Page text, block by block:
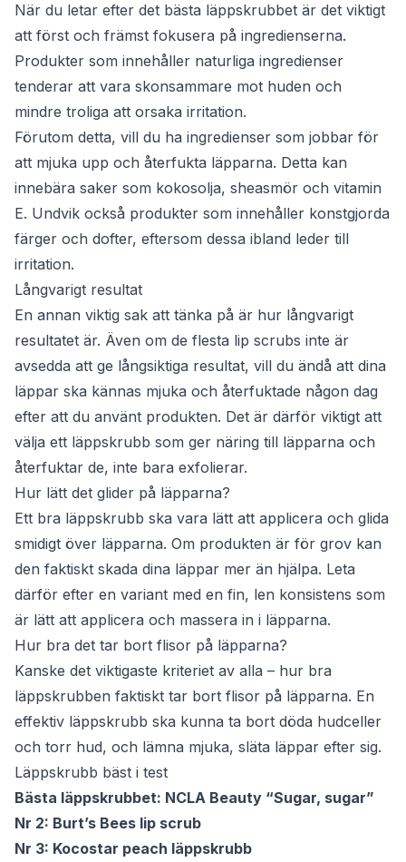
När du letar efter det bästa läppskrubbet är det viktigt
att först och främst fokusera på ingredienserna.
Produkter som innehåller naturliga ingredienser
tenderar att vara skonsammare mot huden och
mindre troliga att orsaka irritation.
Förutom detta, vill du ha ingredienser som jobbar för
att mjuka upp och återfukta läpparna. Detta kan
innebära saker som kokosolja, sheasmör och vitamin
E. Undvik också produkter som innehåller konstgjorda
färger och dofter, eftersom dessa ibland leder till
irritation.
Långvarigt resultat
En annan viktig sak att tänka på är hur långvarigt
resultatet är. Även om de flesta lip scrubs inte är
avsedda att ge långsiktiga resultat, vill du ändå att dina
läppar ska kännas mjuka och återfuktade någon dag
efter att du använt produkten. Det är därför viktigt att
välja ett läppskrubb som ger näring till läpparna och
återfuktar de, inte bara exfolierar.
Hur lätt det glider på läpparna?
Ett bra läppskrubb ska vara lätt att applicera och glida
smidigt över läpparna. Om produkten är för grov kan
den faktiskt skada dina läppar mer än hjälpa. Leta
därför efter en variant med en fin, len konsistens som
är lätt att applicera och massera in i läpparna.
Hur bra det tar bort flisor på läpparna?
Kanske det viktigaste kriteriet av alla – hur bra
läppskrubben faktiskt tar bort flisor på läpparna. En
effektiv läppskrubb ska kunna ta bort döda hudceller
och torr hud, och lämna mjuka, släta läppar efter sig.
Läppskrubb bäst i test
Bästa läppskrubbet: NCLA Beauty “Sugar, sugar”
Nr 2: Burt’s Bees lip scrub
Nr 3: Kocostar peach läppskrubb